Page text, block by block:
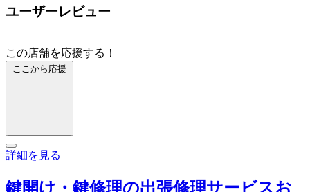
ユーザーレビュー
この店舗を応援する！
ここから応援
詳細を見る
鍵開け・鍵修理の出張修理サービスお